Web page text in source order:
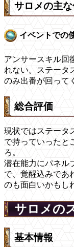
サロメの主
イベントでの
アンサースキル回
れない。ステータ
のみ出番が回って
総合評価
現状ではステータ
で持っていったと
ろ。
潜在能力にパネル
で、覚醒込みであ
のも面白いかもし
サロメの
基本情報